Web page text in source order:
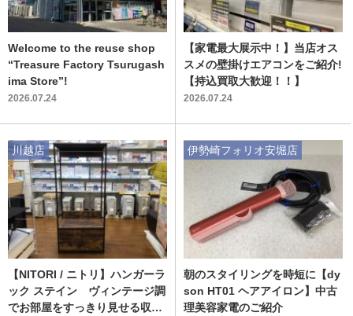
Welcome to the reuse shop
“Treasure Factory Tsurugash
ima Store”!
2026.07.24
【家電最大展示中！】当店オス
スメの壁掛けエアコンをご紹介!
【持込買取大歓迎！！】
2026.07.24
【NITORI / ニトリ】ハンガーラ
ック ステイン ヴィンテージ調
でお部屋をすっきり見せる収納
川越店
朝のスタイリングを時短に【dy
son HT01 ヘアアイロン】中古
理美容家電のご紹介
伊勢崎フォリオ安堀店